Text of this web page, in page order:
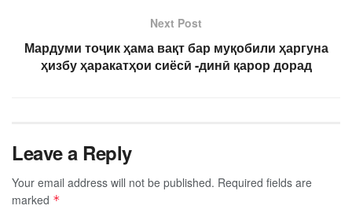
Next Post
Мардуми тоҷик ҳама вақт бар муқобили ҳаргуна
ҳизбу ҳаракатҳои сиёсӣ -динӣ қарор дорад
Leave a Reply
Your email address will not be published. Required fields are
marked *